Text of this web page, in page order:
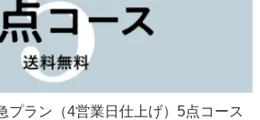
プラン（4営業日仕上げ）5点コース